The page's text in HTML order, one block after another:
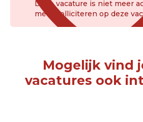
Deze vacature is niet meer
meer solliciteren op deze
Mogelijk vind
vacatures ook